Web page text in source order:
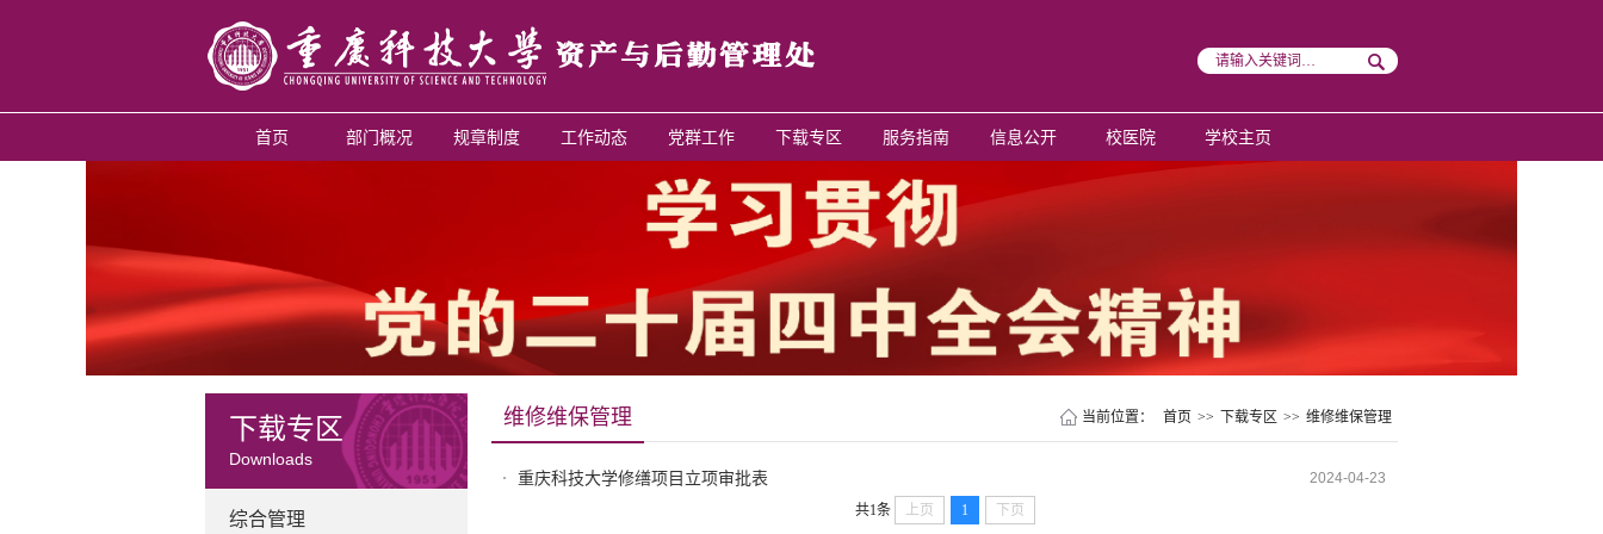
首页 部门概况 规章制度 工作动态 党群工作 下载专区 服务指南 信息公开 校医院 学校主页
下载专区
Downloads
综合管理
维修维保管理 当前位置： 首页 >> 下载专区 >> 维修维保管理
重庆科技大学修缮项目立项审批表
2024-04-23
共1条
上页 1 下页